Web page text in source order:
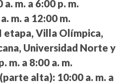
a. m. a 6:00 p. m.
m. a 12:00 m.
etapa, Villa Olímpica,
Universidad Norte y
m. a 8:00 a. m.
alta): 10:00 a. m. a